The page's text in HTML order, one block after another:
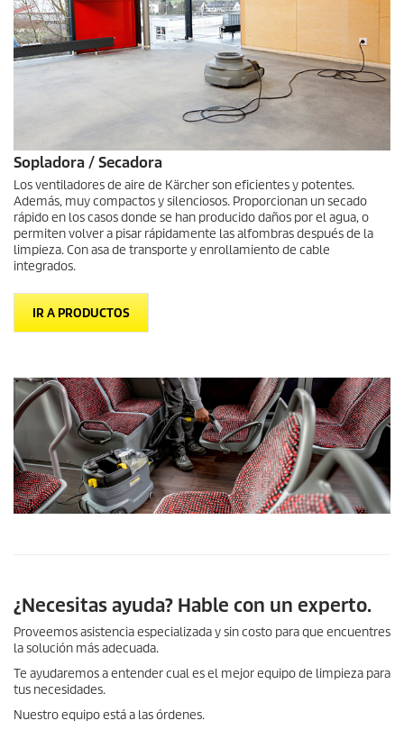
Sopladora / Secadora
Los ventiladores de aire de Kärcher son eficientes y potentes.
Además, muy compactos y silenciosos. Proporcionan un secado
rápido en los casos donde se han producido daños por el agua, o
permiten volver a pisar rápidamente las alfombras después de la
limpieza. Con asa de transporte y enrollamiento de cable
integrados.
IR A PRODUCTOS
¿Necesitas ayuda? Hable con un experto.
Proveemos asistencia especializada y sin costo para que encuentres
la solución más adecuada.
Te ayudaremos a entender cual es el mejor equipo de limpieza para
tus necesidades.
Nuestro equipo está a las órdenes.